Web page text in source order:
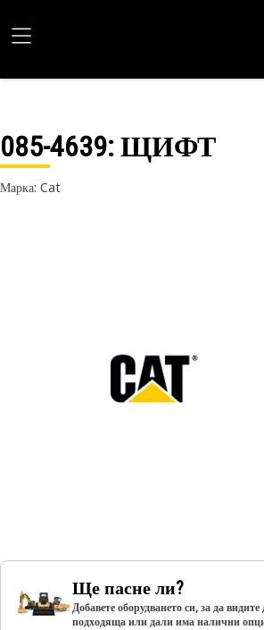
085-4639: ЩИФТ
Марка: Cat
Ще пасне ли?
Добавете оборудването си, за да
подходяща или дали има налични